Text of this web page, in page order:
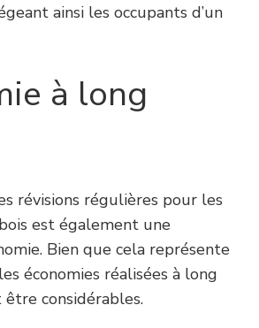
ainsi les occupants d’un
à long
révisions régulières pour les
est également une
Bien que cela représente
économies réalisées à long
considérables.